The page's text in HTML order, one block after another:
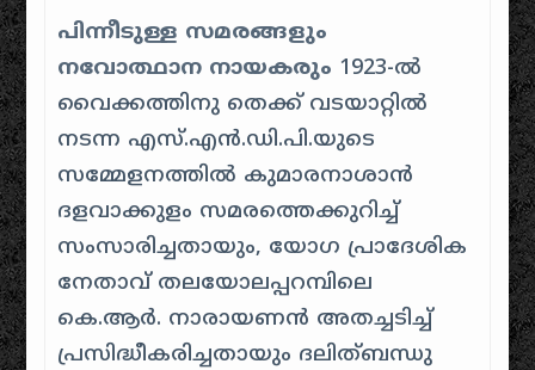
പിന്നീടുള്ള സമരങ്ങളും
നവോത്ഥാന നായകരും 1923-ൽ
വൈക്കത്തിനു തെക്ക് വടയാറ്റിൽ
നടന്ന എസ്.എൻ.ഡി.പി.യുടെ
സമ്മേളനത്തിൽ കുമാരനാശാൻ
ദളവാക്കുളം സമരത്തെക്കുറിച്ച്
സംസാരിച്ചതായും, യോഗ പ്രാദേശിക
നേതാവ് തലയോലപ്പറമ്പിലെ
കെ.ആർ. നാരായണൻ അതച്ചടിച്ച്
പ്രസിദ്ധീകരിച്ചതായും ദലിത്ബന്ധു